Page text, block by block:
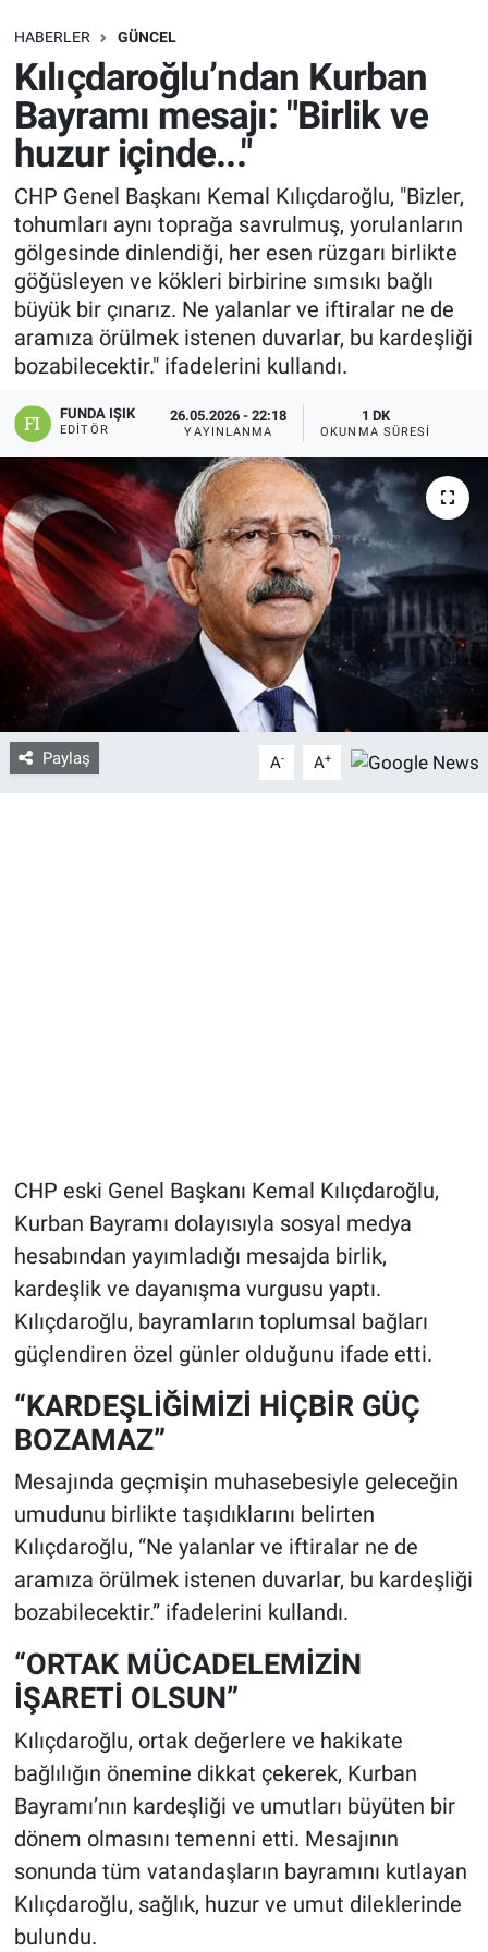
HABERLER GÜNCEL
Kılıçdaroğlu’ndan Kurban
Bayramı mesajı: "Birlik ve
huzur içinde..."
CHP Genel Başkanı Kemal Kılıçdaroğlu, "Bizler,
tohumları aynı toprağa savrulmuş, yorulanların
gölgesinde dinlendiği, her esen rüzgarı birlikte
göğüsleyen ve kökleri birbirine sımsıkı bağlı
büyük bir çınarız. Ne yalanlar ve iftiralar ne de
aramıza örülmek istenen duvarlar, bu kardeşliği
bozabilecektir." ifadelerini kullandı.
FUNDA IŞIK
EDITÖR
26.05.2026 - 22:18
YAYINLANMA
1 DK
OKUNMA SÜRESI
Paylaş A- A+
CHP eski Genel Başkanı Kemal Kılıçdaroğlu,
Kurban Bayramı dolayısıyla sosyal medya
hesabından yayımladığı mesajda birlik,
kardeşlik ve dayanışma vurgusu yaptı.
Kılıçdaroğlu, bayramların toplumsal bağları
güçlendiren özel günler olduğunu ifade etti.
“KARDEŞLİĞİMİZİ HİÇBİR GÜÇ
BOZAMAZ”
Mesajında geçmişin muhasebesiyle geleceğin
umudunu birlikte taşıdıklarını belirten
Kılıçdaroğlu, “Ne yalanlar ve iftiralar ne de
aramıza örülmek istenen duvarlar, bu kardeşliği
bozabilecektir.” ifadelerini kullandı.
“ORTAK MÜCADELEMİZİN
İŞARETİ OLSUN”
Kılıçdaroğlu, ortak değerlere ve hakikate
bağlılığın önemine dikkat çekerek, Kurban
Bayramı’nın kardeşliği ve umutları büyüten bir
dönem olmasını temenni etti. Mesajının
sonunda tüm vatandaşların bayramını kutlayan
Kılıçdaroğlu, sağlık, huzur ve umut dileklerinde
bulundu.
SAĞLIK
EKONOMİ
EĞİTİM
ÖZEL HABER
Keşfet
ASTROLOJİ
MANŞET
RESMİ İLANLAR
İLAN
Bize ulaşın
İletişim/Künye
Yaşam
Gözden Kaçmasın
İletişim (Künye)